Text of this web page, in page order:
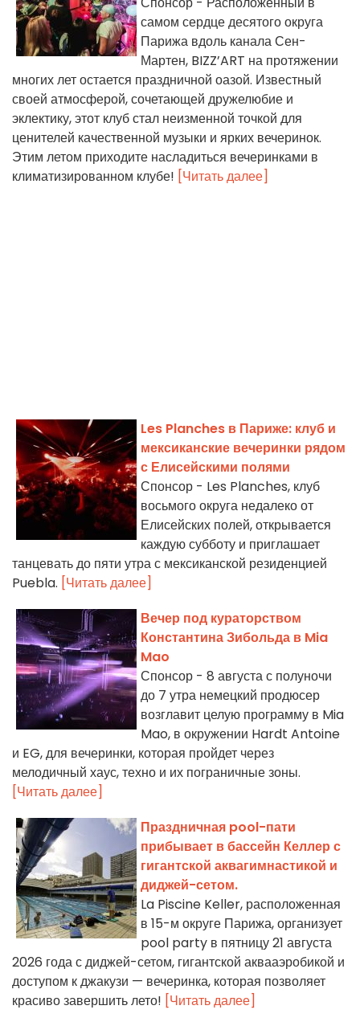
самом сердце десятого округа
Парижа вдоль канала Сен-
Мартен, BIZZ’ART на протяжении
многих лет остается праздничной оазой. Известный
своей атмосферой, сочетающей дружелюбие и
эклектику, этот клуб стал неизменной точкой для
ценителей качественной музыки и ярких вечеринок.
Этим летом приходите насладиться вечеринками в
климатизированном клубе! [Читать далее]
Les Planches в Париже: клуб и
мексиканские вечеринки рядом
с Елисейскими полями
Спонсор - Les Planches, клуб
восьмого округа недалеко от
Елисейских полей, открывается
каждую субботу и приглашает
танцевать до пяти утра с мексиканской резиденцией
Puebla. [Читать далее]
Вечер под кураторством
Константина Зибольда в Mia
Mao
Спонсор - 8 августа с полуночи
до 7 утра немецкий продюсер
возглавит целую программу в Mia
Mao, в окружении Hardt Antoine
и EG, для вечеринки, которая пройдет через
мелодичный хаус, техно и их пограничные зоны.
[Читать далее]
Праздничная pool-пати
прибывает в бассейн Келлер с
гигантской аквагимнастикой и
диджей-сетом.
La Piscine Keller, расположенная
в 15-м округе Парижа, организует
pool party в пятницу 21 августа
2026 года с диджей-сетом, гигантской аквааэробикой и
доступом к джакузи — вечеринка, которая позволяет
красиво завершить лето! [Читать далее]